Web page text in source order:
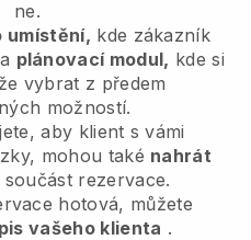
ne.
umístění, kde zákazník
plánovací modul, kde si
vybrat z předem
možností.
aby klient s vámi
mohou také nahrát
součást rezervace.
hotová, můžete
vašeho klienta .